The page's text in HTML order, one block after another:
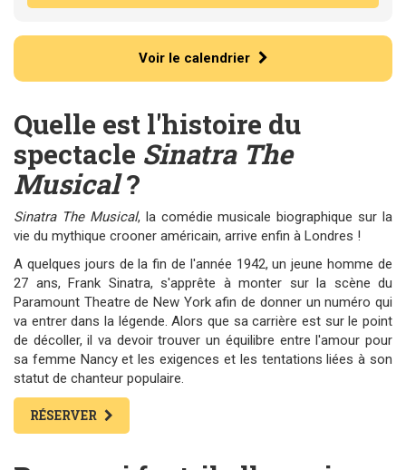
Voir le calendrier
Quelle est l'histoire du
spectacle Sinatra The
Musical?
Sinatra The Musical, la comédie musicale biographique sur la
vie du mythique crooner américain, arrive enfin à Londres !
A quelques jours de la fin de l'année 1942, un jeune homme de
27 ans, Frank Sinatra, s'apprête à monter sur la scène du
Paramount Theatre de New York afin de donner un numéro qui
va entrer dans la légende. Alors que sa carrière est sur le point
de décoller, il va devoir trouver un équilibre entre l'amour pour
sa femme Nancy et les exigences et les tentations liées à son
statut de chanteur populaire.
RÉSERVER